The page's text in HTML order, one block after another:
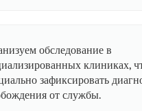
обследование в
клиниках,
зафиксировать
от службы.